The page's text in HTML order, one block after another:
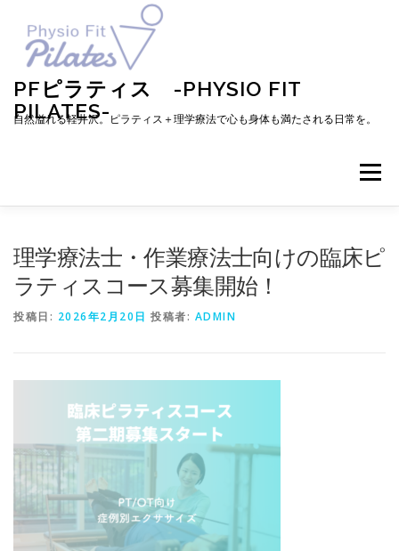
PFピラティス -PHYSIO FIT
PILATES-
自然溢れる軽井沢。ピラティス＋理学療法で心も身体も満たされる日常を。
メニュー
理学療法士・作業療法士向けの臨床ピ
ラティスコース募集開始！
投稿日: 2026年2月20日 投稿者: ADMIN